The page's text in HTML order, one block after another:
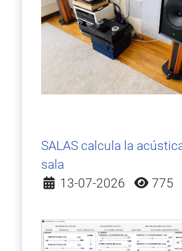
SALAS calcula la
sala
Detalles
13-07-2026 775